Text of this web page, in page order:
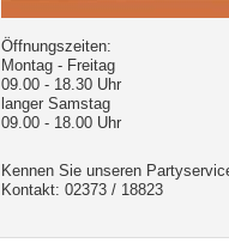
Öffnungszeiten:
Montag - Freitag
09.00 - 18.30 Uhr
langer Samstag
09.00 - 18.00 Uhr
Kennen Sie unseren
Kontakt: 02373 / 18823